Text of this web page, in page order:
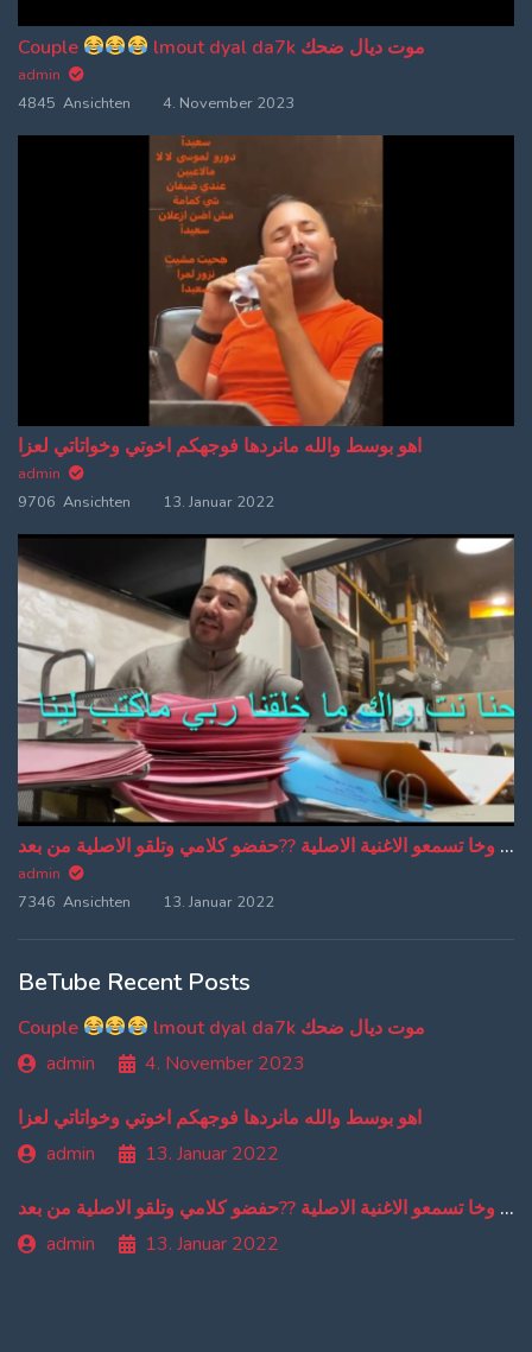
Couple lmout dyal da7k موت ديال ضحك
admin
4845 Ansichten
4. November 2023
اهو بوسط والله مانردها فوجهكم اخوتي وخواتاتي لعزا
admin
9706 Ansichten
13. Januar 2022
من دبا غادي تبقاو تسمعو ترجمة ديالي وخا تسمعو الاغنية الاصلية ??حفضو كلامي وتلقو الاصلية من بعد
admin
7346 Ansichten
13. Januar 2022
BeTube Recent Posts
Couple
lmout dyal da7k موت ديال ضحك
admin
4. November 2023
اهو بوسط والله مانردها فوجهكم اخوتي وخواتاتي لعزا
admin
13. Januar 2022
من دبا غادي تبقاو تسمعو ترجمة ديالي وخا تسمعو الاغنية الاصلية ??حفضو كلامي وتلقو الاصلية من بعد
admin
13. Januar 2022